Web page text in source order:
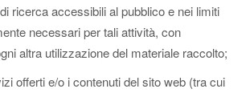
ricerca accessibili al pubblico e nei limiti
necessari per tali attività, con
altra utilizzazione del materiale raccolto;
offerti e/o i contenuti del sito web (tra cui